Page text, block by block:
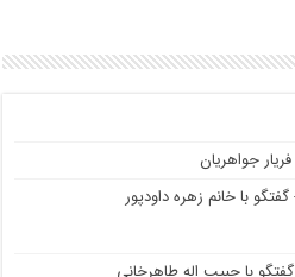
جواهریان
با خانم زهره داودپور